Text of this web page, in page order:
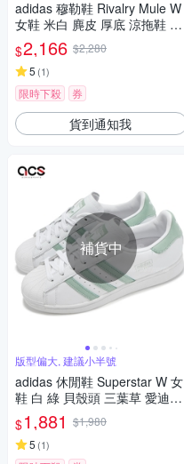
adidas 穆勒鞋 Rivalry Mule W
女鞋 米白 麂皮 厚底 涼拖鞋 休
閒鞋 愛迪達 IG2232
$2,166 $2,280
5 (1)
限時下殺 券
貨到通知我
補貨中
版型偏大, 建議小半號
adidas 休閒鞋 Superstar W 女
鞋 白 綠 貝殼頭 三葉草 愛迪達
IG4541
$1,881 $1,980
5 (1)